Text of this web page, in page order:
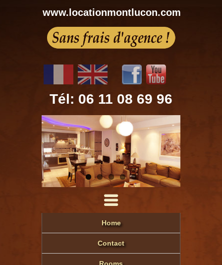
www.locationmontlucon.com
Tél: 06 11 08 69 96
Home
Contact